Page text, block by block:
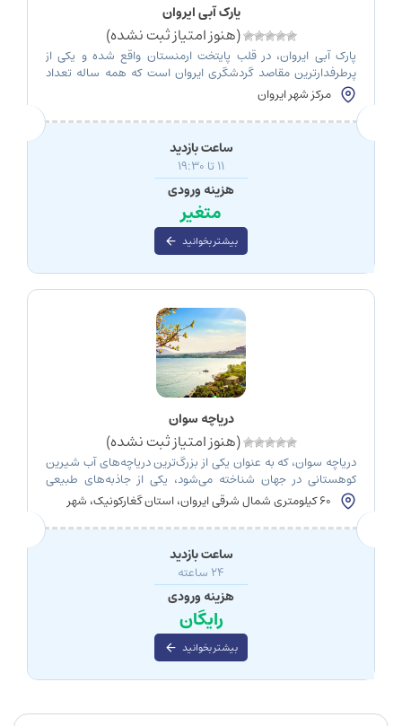
پارک آبی ایروان
(هنوز امتیاز ثبت نشده)
پارک آبی ایروان، در قلب پایتخت ارمنستان واقع شده و یکی از
پرطرفدارترین مقاصد گردشگری ایروان است که همه ساله تعداد
زیادی مسافر را از سراسر جهان به ویژه کشورمان که با آن
همسایه‌ست، به سوی خود می‌کشاند. این پارک آبی یک راه فرار عالی
از گرمای تابستان و پناه بردن به جاذبه‌های هیجان انگیز […]
مرکز شهر ایروان
ساعت بازدید
11 تا 19:30
هزینه ورودی
متغیر
بیشتر بخوانید
دریاچه سوان
(هنوز امتیاز ثبت نشده)
دریاچه سوان، که به عنوان یکی از بزرگ‌ترین دریاچه‌های آب شیرین
کوهستانی در جهان شناخته می‌شود، یکی از جاذبه‌های طبیعی
برجسته و معروف ارمنستان است. این دریاچه زیبا که در ارتفاع
حدود 1900 متری از سطح دریا واقع شده، با مناظر طبیعی
خیره‌کننده، آب‌های زلال و هوای پاک، هر ساله گردشگران بسیاری را
60 کیلومتری شمال شرقی ایروان، استان گغارکونیک، شهر
ساعت بازدید
24 ساعته
هزینه ورودی
رایگان
بیشتر بخوانید